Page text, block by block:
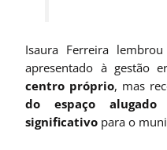
Isaura Ferreira
apresentado à gestão
centro próprio, mas
do espaço
significativo para o